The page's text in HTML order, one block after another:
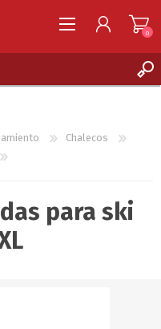
0
Chalecos
para ski